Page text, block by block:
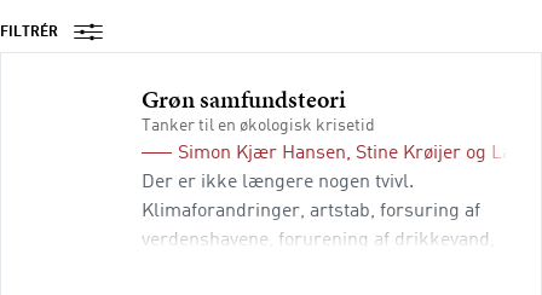
FILTRÉR
Grøn samfundsteori
Tanker til en økologisk krisetid
Simon Kjær Hansen, Stine Krøijer og Lars
Der er ikke længere nogen tvivl.
Klimaforandringer, artstab, forsuring af
verdenshavene, forurening af drikkevand,